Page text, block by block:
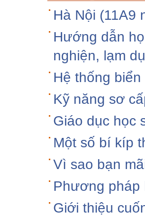
Hà Nội (11A9
Hướng dẫn
nghiện, lạm
Hệ thống
Kỹ năng sơ
Giáo dục học
Một số bí kíp
Vì sao bạn
Phương pháp
Giới thiệu